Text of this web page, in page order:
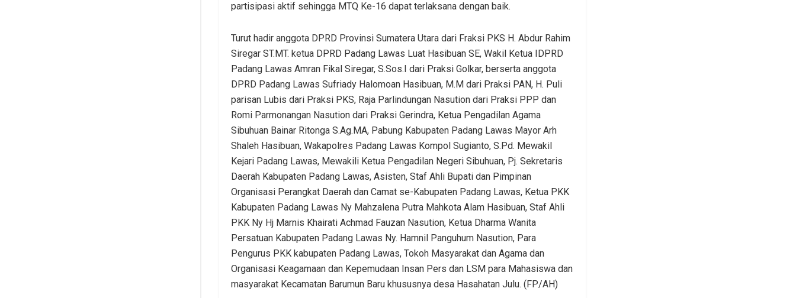
partisipasi aktif sehingga MTQ Ke-16 dapat terlaksana dengan baik.
Turut hadir anggota DPRD Provinsi Sumatera Utara dari Fraksi PKS H. Abdur Rahim
Siregar ST.MT. ketua DPRD Padang Lawas Luat Hasibuan SE, Wakil Ketua IDPRD
Padang Lawas Amran Fikal Siregar, S.Sos.I dari Praksi Golkar, berserta anggota
DPRD Padang Lawas Sufriady Halomoan Hasibuan, M.M dari Praksi PAN, H. Puli
parisan Lubis dari Praksi PKS, Raja Parlindungan Nasution dari Praksi PPP dan
Romi Parmonangan Nasution dari Praksi Gerindra, Ketua Pengadilan Agama
Sibuhuan Bainar Ritonga S.Ag.MA, Pabung Kabupaten Padang Lawas Mayor Arh
Shaleh Hasibuan, Wakapolres Padang Lawas Kompol Sugianto, S.Pd. Mewakil
Kejari Padang Lawas, Mewakili Ketua Pengadilan Negeri Sibuhuan, Pj. Sekretaris
Daerah Kabupaten Padang Lawas, Asisten, Staf Ahli Bupati dan Pimpinan
Organisasi Perangkat Daerah dan Camat se-Kabupaten Padang Lawas, Ketua PKK
Kabupaten Padang Lawas Ny Mahzalena Putra Mahkota Alam Hasibuan, Staf Ahli
PKK Ny Hj Marnis Khairati Achmad Fauzan Nasution, Ketua Dharma Wanita
Persatuan Kabupaten Padang Lawas Ny. Hamnil Panguhum Nasution, Para
Pengurus PKK kabupaten Padang Lawas, Tokoh Masyarakat dan Agama dan
Organisasi Keagamaan dan Kepemudaan Insan Pers dan LSM para Mahasiswa dan
masyarakat Kecamatan Barumun Baru khususnya desa Hasahatan Julu. (FP/AH)